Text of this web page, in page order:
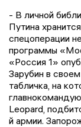
- В личной
Путина
спецоперации
программы
«Россия 1»
Зарубин в
табличка, на
Leopard,
й армии.